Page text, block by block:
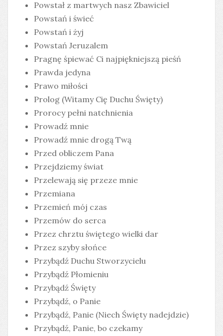
Powstał z martwych nasz Zbawiciel
Powstań i świeć
Powstań i żyj
Powstań Jeruzalem
Pragnę śpiewać Ci najpiękniejszą pieśń
Prawda jedyna
Prawo miłości
Prolog (Witamy Cię Duchu Święty)
Prorocy pełni natchnienia
Prowadź mnie
Prowadź mnie drogą Twą
Przed obliczem Pana
Przejdziemy świat
Przelewają się przeze mnie
Przemiana
Przemień mój czas
Przemów do serca
Przez chrztu świętego wielki dar
Przez szyby słońce
Przybądź Duchu Stworzycielu
Przybądź Płomieniu
Przybądź Święty
Przybądź, o Panie
Przybądź, Panie (Niech Święty nadejdzie)
Przybądź, Panie, bo czekamy